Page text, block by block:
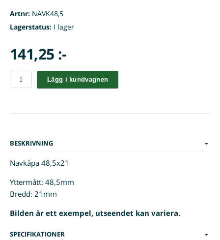
Artnr: NAVK48,5
Lagerstatus: I lager
141,25 :-
Lägg i kundvagnen
BESKRIVNING
Navkåpa 48,5x21
Yttermått: 48,5mm
Bredd: 21mm
Bilden är ett exempel, utseendet kan variera.
SPECIFIKATIONER